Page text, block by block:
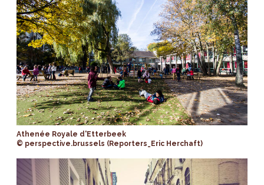
Athenée Royale d'Etterbeek
© perspective.brussels (Reporters_Eric Herchaft)